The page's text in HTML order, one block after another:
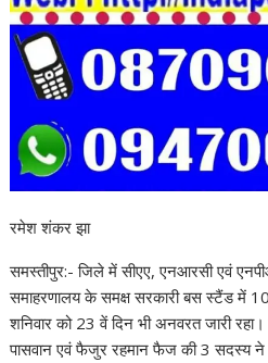
रमेश शंकर झा
समस्तीपुर:- जिले में सीएए, एनआरसी एवं
समाहरणालय के समक्ष सरकारी बस स्टैंड में
शनिवार को 23 वें दिन भी अनवरत जारी
पासवान एवं फैजुर रहमान फैज की 3 सदस्य ने